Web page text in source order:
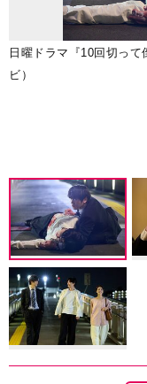
日曜ドラマ『10回切っ
ビ）